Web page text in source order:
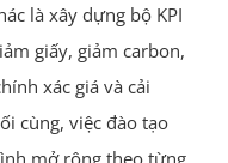
là xây dựng bộ KPI
giấy, giảm carbon,
xác giá và cải
cùng, việc đào tạo
mở rộng theo từng